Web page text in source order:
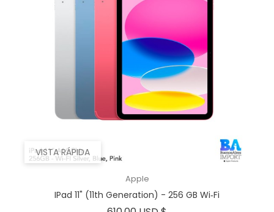
VISTA RÁPIDA
Apple
IPad 11" (11th Generation) - 256 GB Wi‑Fi